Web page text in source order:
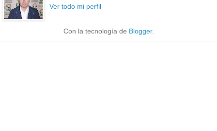
Ver todo mi perfil
Con la tecnología de Blogger.